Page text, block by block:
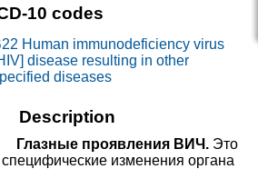
в
д. 64
+7(383..show
from
Горском
мкр, д. 8
+7(383..show
7828₽
10 codes
Human immunodeficiency virus
disease resulting in other
diseases
Description
Глазные проявления ВИЧ. Это
специфические изменения органа